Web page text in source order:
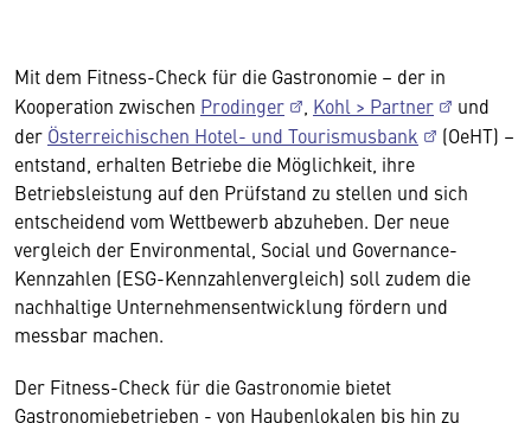
Mit dem Fitness-Check für die Gastronomie – der in
Kooperation zwischen Prodinger Kohl > Partner
und
der Österreichischen Hotel- und Tourismusbank
(OeHT) –
entstand, erhalten Betriebe die Möglichkeit, ihre
Betriebsleistung auf den Prüfstand zu stellen und sich
entscheidend vom Wettbewerb abzuheben. Der neue
vergleich der Environmental, Social und Governance-
Kennzahlen (ESG-Kennzahlenvergleich) soll zudem die
nachhaltige Unternehmensentwicklung fördern und
messbar machen.
Der Fitness-Check für die Gastronomie bietet
Gastronomiebetrieben - von Haubenlokalen bis hin zu